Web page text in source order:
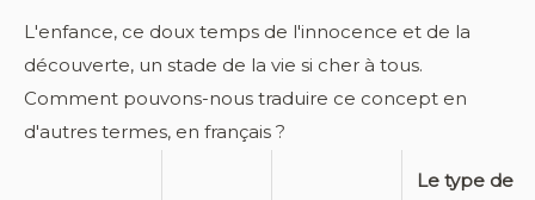
L'enfance, ce doux temps de l'innocence et de la
découverte, un stade de la vie si cher à tous.
Comment pouvons-nous traduire ce concept en
d'autres termes, en français ?
Le type de